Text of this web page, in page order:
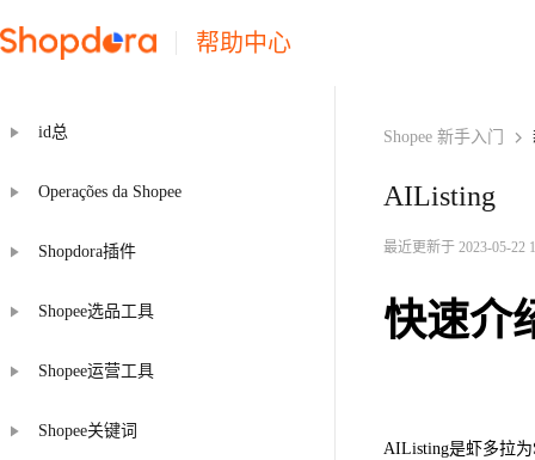
帮助中心
id总
Operações da Shopee
Shopdora插件
Shopee选品工具
Shopee运营工具
Shopee关键词
Shopee 新手入门
AIListing
最近更新于 2023-05-22
快速介
AIListing是虾多拉